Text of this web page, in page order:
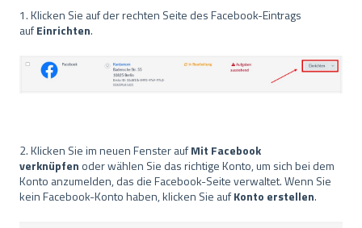
1. Klicken Sie auf der rechten Seite des Facebook-Eintrags
aufEinrichten.
2. Klicken Sie im neuen Fenster aufMit Facebook
verknüpfen oder wählen Sie das richtige Konto, um sich bei dem
Konto anzumelden, das die Facebook-Seite verwaltet. Wenn Sie
kein Facebook-Konto haben, klicken Sie aufKonto erstellen.